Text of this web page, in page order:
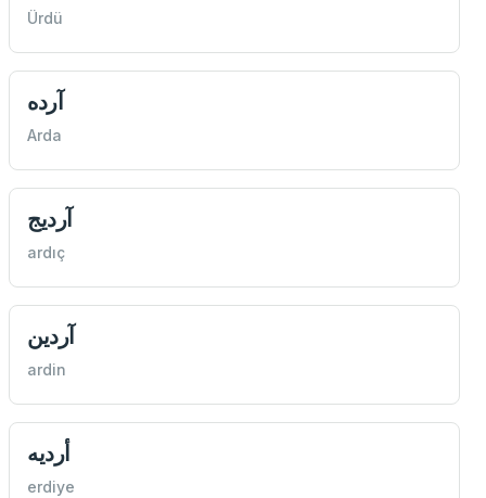
Ürdü
آرده
Arda
آرديج
ardıç
آردين
ardin
أرديه
erdiye